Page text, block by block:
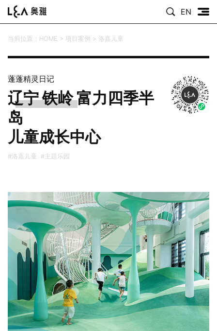
EN
当前位置： HOME > 项目案例 > 洛嘉儿童
蓬蓬精灵日记
辽宁 铁岭 富力四季半
岛
儿童成长中心
#洛嘉儿童 #主题乐园